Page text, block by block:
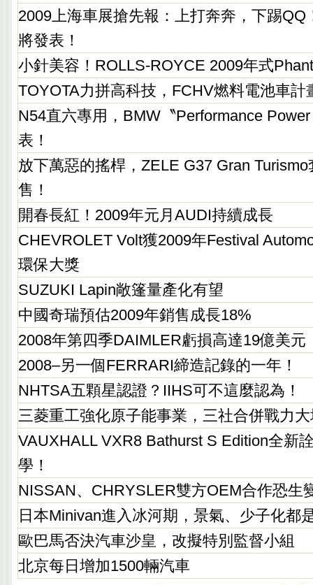
2009上海車展搶先報：上打奔奔，下踢QQ
將發表！
小針美容！ROLLS-ROYCE 2009年式
TOYOTA力拼高科技，FCHV燃料電池車計
N54直六專用，BMW〝Performance
表！
放下萬惡的搖桿，ZELE G37 Gran
售！
開春長紅！2009年元月AUDI持續成長
CHEVROLET Volt獲2009年Festival
環保大獎
SUZUKI Lapin敞篷量產化有望
中國奇瑞預估2009年銷售成長18%
2008年第四季DAIMLER虧損高達19億美元
2008–另一個FERRARI締造記錄的一年！
NHTSA五顆星認證？IIHS可不這麼認為！
三菱重工強化原子能事業，三社合併戰力
VAUXHALL VXR8 Bathurst S Edition全新
學！
NISSAN、CHRYSLER雙方OEM合作恐生
日本Minivan進入冰河期，景氣、少子化都
歐巴馬否決汽車沙皇，改擬特別監督小組
北京每日增加1500輛汽車